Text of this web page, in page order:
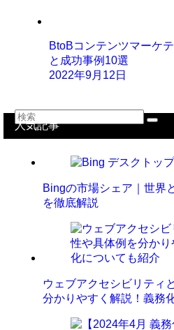
BtoBコンテンツマーケ
と成功事例10選
2022年9月12日
人気記事
Bingの市場シェア｜世界
を徹底解説
ウェブアクセシビリティ
分かりやすく解説！義務